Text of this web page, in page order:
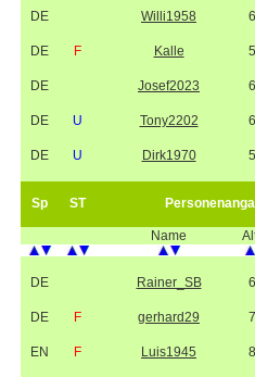
DE Willi1958
DE F Kalle
DE Josef2023
DE U Tony2202
DE U Dirk1970
Sp ST
Name
DE Rainer_SB
DE F gerhard29
EN F Luis1945